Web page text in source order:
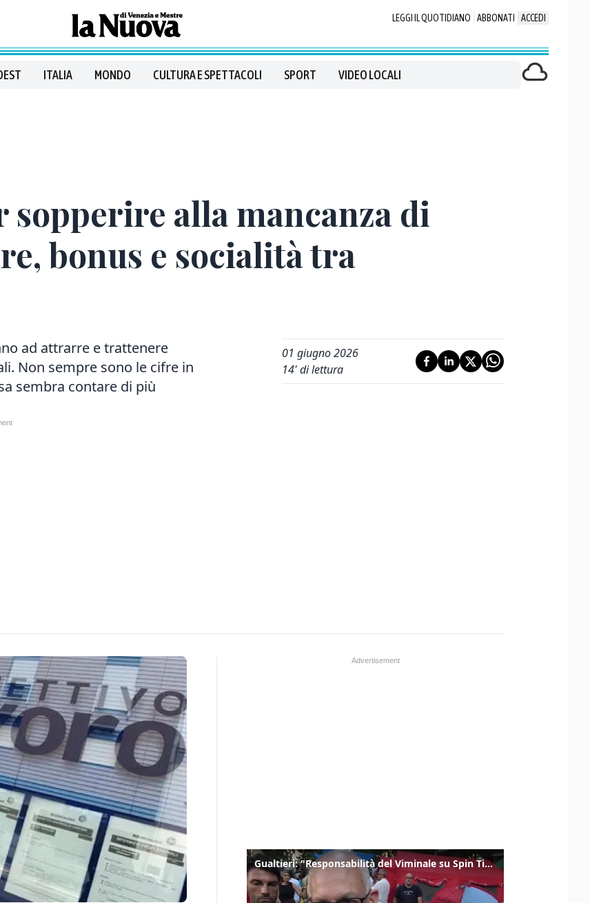
LEGGI IL QUOTIDIANO ABBONATI ACCEDI
ITALIA MONDO CULTURA E SPETTACOLI SPORT VIDEO LOCALI
alla mancanza di
bonus e socialità tra
ad attrarre e trattenere
Non sempre sono le cifre in
sembra contare di più
01 giugno 2026
14' di lettura
Gualtieri: "Responsabilità del Viminale su Spin Time? La posizione dei partiti è nota"